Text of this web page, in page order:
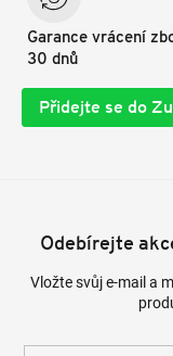
Garance vrácení
30 dnů
Přidejte se do
Odebírejte
Vložte svůj e-mail a